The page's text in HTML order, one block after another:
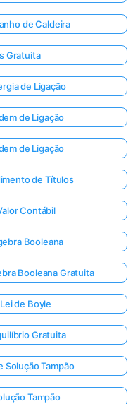
de Caldeira
Gratuita
de Ligação
de Ligação
de Ligação
de Títulos
Contábil
Booleana
Booleana Gratuita
de Boyle
Gratuita
Solução Tampão
Tampão